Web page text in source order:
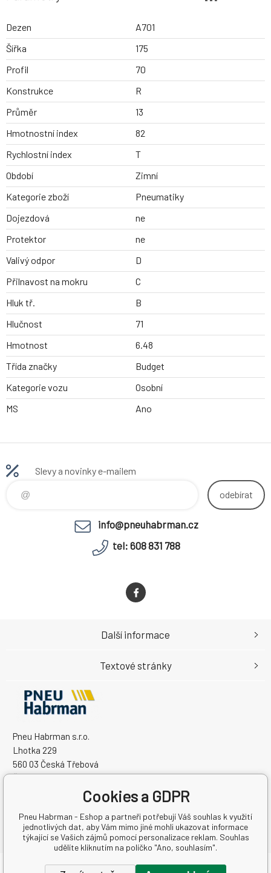
Dezen
A701
Šířka
175
Profil
70
Konstrukce
R
Průměr
13
Hmotnostní index
82
Rychlostní index
T
Období
Zimní
Kategorie zboží
Pneumatiky
Dojezdová
ne
Protektor
ne
Valivý odpor
D
Přilnavost na mokru
C
Hluk tř.
B
Hlučnost
71
Hmotnost
6.48
Třída značky
Budget
Kategorie vozu
Osobní
MS
Ano
Slevy a novinky e-mailem
odebírat
info@pneuhabrman.cz
tel: 608 831 788
Pneu Habrman s.r.o.
Lhotka 229
560 03 Česká Třebová
Česká Republika
Další informace
Textové stránky
Cookies a GDPR
Pneu Habrman - Eshop a partneři potřebují Váš souhlas k využití
jednotlivých dat, aby Vám mimo jiné mohli ukazovat informace
týkající se Vašich zájmů pomocí personalizace reklam. Souhlas
udělíte kliknutím na políčko "Ano, souhlasím".